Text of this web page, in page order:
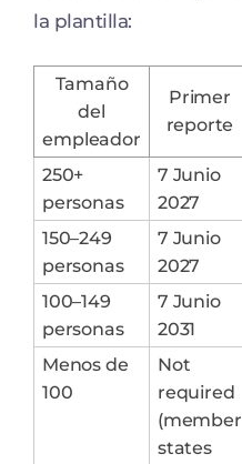
la plantilla:
Tamaño
del
empleador
Primer
reporte
250+
personas
7 Junio
2027
150–249
personas
7 Junio
2027
100–149
personas
7 Junio
2031
Menos de
100
Not
required
(member
states